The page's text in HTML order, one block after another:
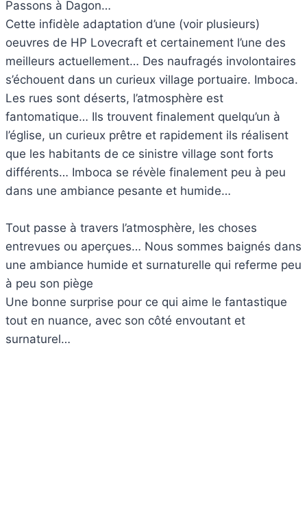
Passons à Dagon…
Cette infidèle adaptation d’une (voir plusieurs)
oeuvres de HP Lovecraft et certainement l’une des
meilleurs actuellement… Des naufragés involontaires
s’échouent dans un curieux village portuaire. Imboca.
Les rues sont déserts, l’atmosphère est
fantomatique… Ils trouvent finalement quelqu’un à
l’église, un curieux prêtre et rapidement ils réalisent
que les habitants de ce sinistre village sont forts
différents… Imboca se révèle finalement peu à peu
dans une ambiance pesante et humide…
Tout passe à travers l’atmosphère, les choses
entrevues ou aperçues… Nous sommes baignés dans
une ambiance humide et surnaturelle qui referme peu
à peu son piège
Une bonne surprise pour ce qui aime le fantastique
tout en nuance, avec son côté envoutant et
surnaturel…